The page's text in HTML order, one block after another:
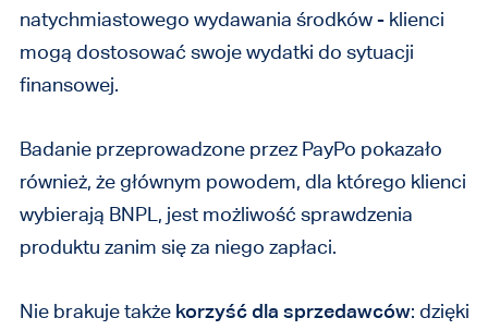
natychmiastowego wydawania środków - klienci
mogą dostosować swoje wydatki do sytuacji
finansowej.
Badanie przeprowadzone przez PayPo pokazało
również, że głównym powodem, dla którego klienci
wybierają BNPL, jest możliwość sprawdzenia
produktu zanim się za niego zapłaci.
Nie brakuje także korzyść dla sprzedawców: dzięki